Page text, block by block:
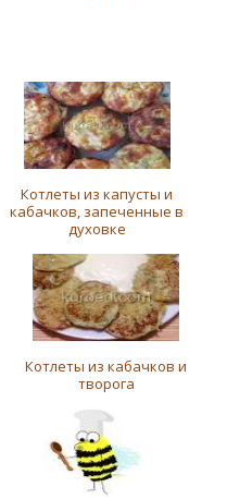
Котлеты из капусты и
кабачков, запеченные в
духовке
Котлеты из кабачков и
творога